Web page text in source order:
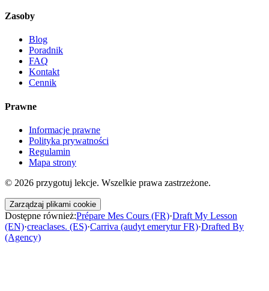
Zasoby
Blog
Poradnik
FAQ
Kontakt
Cennik
Prawne
Informacje prawne
Polityka prywatności
Regulamin
Mapa strony
© 2026 przygotuj lekcje. Wszelkie prawa zastrzeżone.
Zarządzaj plikami cookie
Dostępne również:Prépare Mes Cours (FR)·Draft My Lesson
(EN)·creaclases. (ES)·Carriva (audyt emerytur FR)·Drafted By
(Agency)